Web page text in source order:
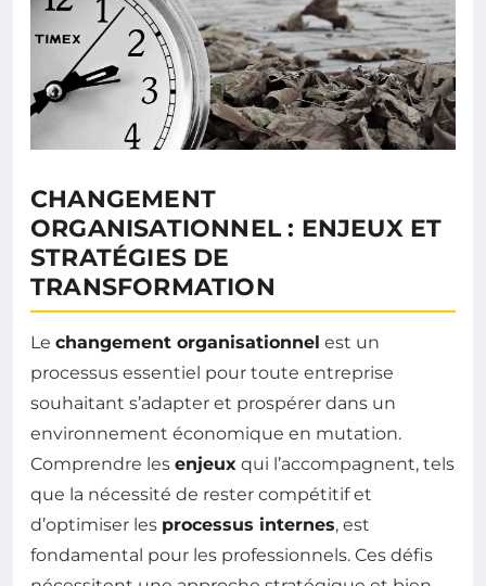
CHANGEMENT
ORGANISATIONNEL : ENJEUX ET
STRATÉGIES DE
TRANSFORMATION
Le changement organisationnel est un
processus essentiel pour toute entreprise
souhaitant s’adapter et prospérer dans un
environnement économique en mutation.
Comprendre les enjeux qui l’accompagnent, tels
que la nécessité de rester compétitif et
d’optimiser les processus internes, est
fondamental pour les professionnels. Ces défis